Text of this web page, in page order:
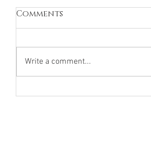
Comments
Write a comment...